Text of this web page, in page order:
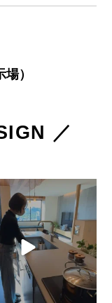
）
／
くなる！快適キッチン」
も性能もこだわれる、ゼ
ムの家づくり ～
66 0